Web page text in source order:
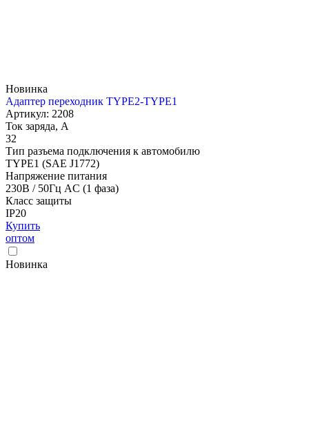
Новинка
Адаптер переходник TYPE2-TYPE1
Артикул: 2208
Ток заряда, А
32
Тип разъема подключения к автомобилю
TYPE1 (SAE J1772)
Напряжение питания
230В / 50Гц AC (1 фаза)
Класс защиты
IP20
Купить
оптом
Новинка